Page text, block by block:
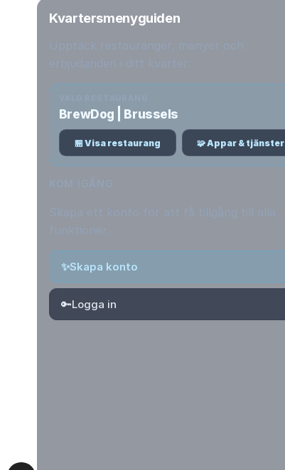
Kvartersmenyguiden
BrewDog | Brussels
🏪 Visa restaurang 🧩 Appar & tjänster
✨Skapa konto
🔑Logga in